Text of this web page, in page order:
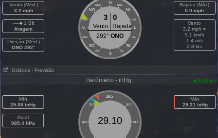
Vento (Méd )
3.2 mph
1 Bft
Aragem
Direção (Méd )
ONO 292°
N
NNO NNL
NO NL
ONO LNL
O E
OSO LSL
SO SL
SSO SSL
S
3 0
Vento
Rajada
292° ONO
Rajada (Máx)
0.0 mph
Vento
3.2 mph =
5.1 km/h
1.4 m/s
2.8 kts
Gráficos - Previsão
Barómetro - inHg 5:43 pm
Mín
29.08 inHg
Atual
985.4 hPa
29.5
29.0 30.0
28.5 30.5
29.10
Máx
29.21 inHg